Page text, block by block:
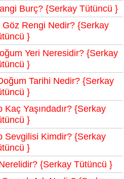
Burç? {Serkay Tütüncü }
Göz Rengi Nedir? {Serkay
}
Yeri Neresidir? {Serkay
}
Tarihi Nedir? {Serkay
}
Kaç Yaşındadır? {Serkay
}
Sevgilisi Kimdir? {Serkay
}
{Serkay Tütüncü }